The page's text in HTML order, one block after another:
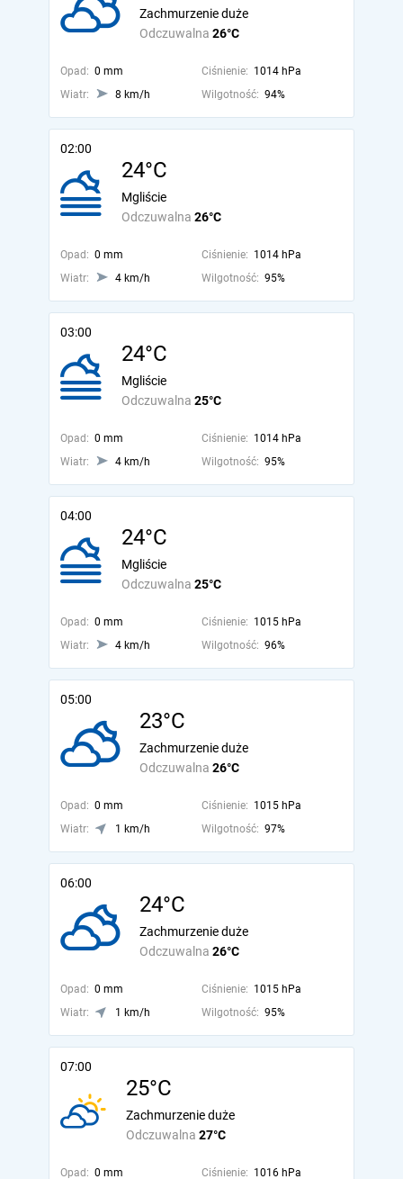
Odczuwalna 26°C
Zachmurzenie duże
Opad: 0 mm Ciśnienie: 1014 hPa
Wiatr:
8 km/h Wilgotność: 94%
02:00
24°C
Odczuwalna 26°C
Mgliście
Opad: 0 mm Ciśnienie: 1014 hPa
Wiatr:
4 km/h Wilgotność: 95%
03:00
24°C
Odczuwalna 25°C
Mgliście
Opad: 0 mm Ciśnienie: 1014 hPa
Wiatr:
4 km/h Wilgotność: 95%
04:00
24°C
Odczuwalna 25°C
Mgliście
Opad: 0 mm Ciśnienie: 1015 hPa
Wiatr:
4 km/h Wilgotność: 96%
05:00
23°C
Odczuwalna 26°C
Zachmurzenie duże
Opad: 0 mm Ciśnienie: 1015 hPa
Wiatr:
1 km/h Wilgotność: 97%
06:00
24°C
Odczuwalna 26°C
Zachmurzenie duże
Opad: 0 mm Ciśnienie: 1015 hPa
Wiatr:
1 km/h Wilgotność: 95%
07:00
25°C
Odczuwalna 27°C
Zachmurzenie duże
Opad: 0 mm Ciśnienie: 1016 hPa